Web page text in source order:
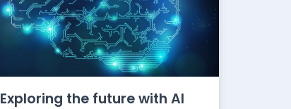
Exploring the future with AI